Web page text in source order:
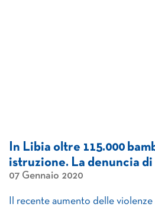
In Libia oltre 115.000
istruzione. La denuncia
07 Gennaio 2020
Il recente aumento delle